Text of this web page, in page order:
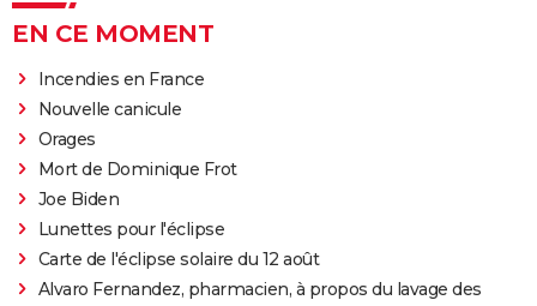
EN CE MOMENT
Incendies en France
Nouvelle canicule
Orages
Mort de Dominique Frot
Joe Biden
Lunettes pour l'éclipse
Carte de l'éclipse solaire du 12 août
Alvaro Fernandez, pharmacien, à propos du lavage des